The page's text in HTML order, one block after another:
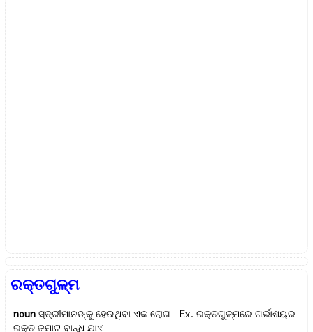
ରକ୍ତଗୁଳ୍ମ
noun ସ୍ତ୍ରୀମାନଙ୍କୁ ହେଉଥିବା ଏକ ରୋଗ Ex.ରକ୍ତଗୁଳ୍ମରେ ଗର୍ଭାଶୟର
ରକ୍ତ ଜମାଟ ବାନ୍ଧି ଯାଏ